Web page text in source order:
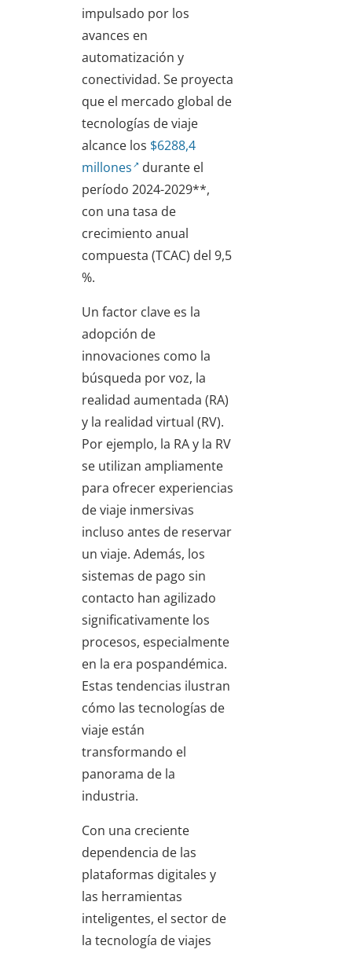
impulsado por los
avances en
automatización y
conectividad. Se proyecta
que el mercado global de
tecnologías de viaje
alcance los $6288,4
millones
durante el
período 2024-2029**,
con una tasa de
crecimiento anual
compuesta (TCAC) del 9,5
%.
Un factor clave es la
adopción de
innovaciones como la
búsqueda por voz, la
realidad aumentada (RA)
y la realidad virtual (RV).
Por ejemplo, la RA y la RV
se utilizan ampliamente
para ofrecer experiencias
de viaje inmersivas
incluso antes de reservar
un viaje. Además, los
sistemas de pago sin
contacto han agilizado
significativamente los
procesos, especialmente
en la era pospandémica.
Estas tendencias ilustran
cómo las tecnologías de
viaje están
transformando el
panorama de la
industria.
Con una creciente
dependencia de las
plataformas digitales y
las herramientas
inteligentes, el sector de
la tecnología de viajes